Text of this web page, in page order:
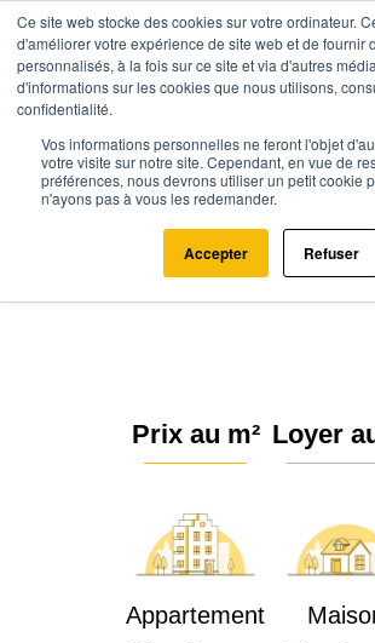
Ce site web stocke des cookies sur votre ordinateur.
d'améliorer votre expérience de site web et de fournir
personnalisés, à la fois sur ce site et via d'autres
d'informations sur les cookies que nous utilisons,
confidentialité.
Vos informations personnelles ne feront l'objet
votre visite sur notre site. Cependant, en vue de
préférences, nous devrons utiliser un petit cookie
n'ayons pas à vous les redemander.
Accepter Refuser
Agence.immo Prix immobilier Nouvelle-
La Couronne (16400)
Estimation
Couronne : Prix m²
Prix au m²
Appartement
Loyer